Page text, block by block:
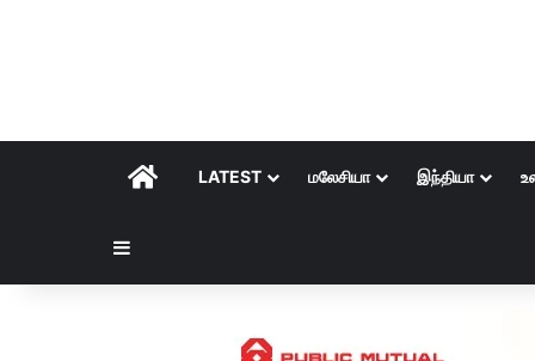
HOMELATEST மலேசியா இந்தியா